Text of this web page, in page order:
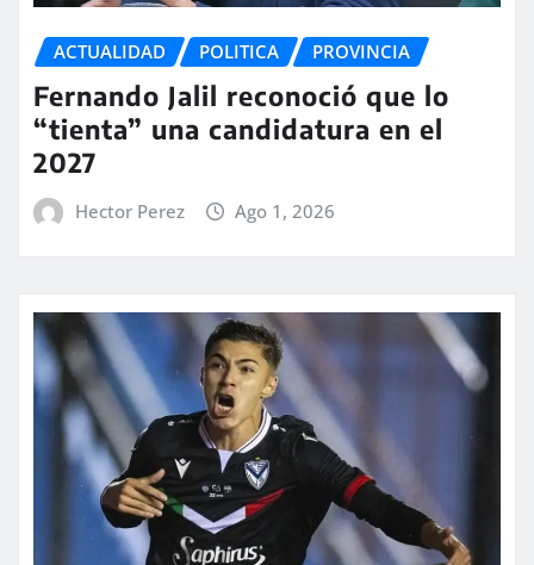
ACTUALIDAD POLITICA PROVINCIA
Fernando Jalil reconoció que lo
“tienta” una candidatura en el
2027
Hector Perez Ago 1, 2026